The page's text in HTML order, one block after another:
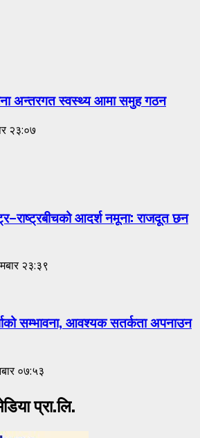
अन्तरगत स्वस्थ्य आमा समुह गठन
२३:०७
आदर्श नमूना: राजदूत छन
२३:३९
सम्भावना, आवश्यक सतर्कता अपनाउन
०७:५३
प्रा.लि.